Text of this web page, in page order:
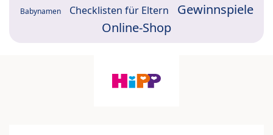
Babynamen Checklisten für Eltern
Gewinnspiele
Online-Shop